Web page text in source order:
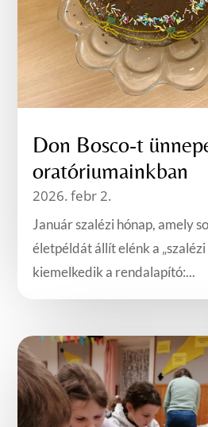
Don Bosco-t
oratóriumainkban
2026. febr 2.
Január szalézi hónap, amely
életpéldát állít elénk a
kiemelkedik a rendalapító:...